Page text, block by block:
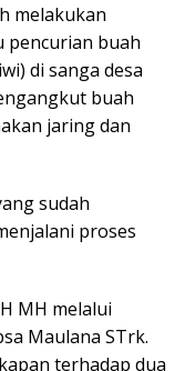
melakukan
pencurian buah
di sanga desa
buah
jaring dan
sudah
proses
MH melalui
Maulana STrk.
terhadap dua